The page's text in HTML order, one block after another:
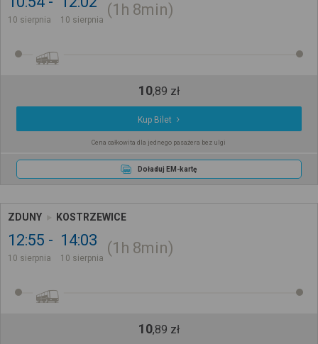
10 sierpnia 10 sierpnia
1h 8min
10,89 zł
Kup Bilet
Cena całkowita dla jednego pasażera bez ulgi
Doładuj EM-kartę
ZDUNY KOSTRZEWICE
12:55
10 sierpnia
14:03
10 sierpnia
1h 8min
10,89 zł